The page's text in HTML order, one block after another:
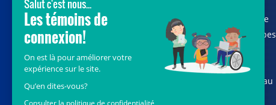
vous au cœur de la campagne majeure
Voir Grand, nous conduisons les équipes
soignantes vers les opportunités de la
science et des nouvelles technologies
pour que chaque enfant, où qu’il soit au